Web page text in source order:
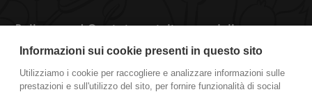
per saltare scuola. Poi Mattia ci spiegerà il
significato di alcuni detti famosi. Voi con che
scuse saltate scuola? Stay tuned!
Informazioni sui cookie presenti in questo sito
Utilizziamo i cookie per raccogliere e analizzare informazioni sulle
prestazioni e sull'utilizzo del sito, per fornire funzionalità di social